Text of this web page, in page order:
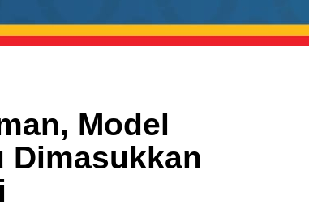
Model
Dimasukkan